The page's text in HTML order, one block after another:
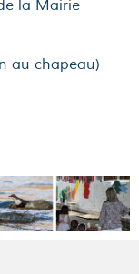
la Mairie
au chapeau)